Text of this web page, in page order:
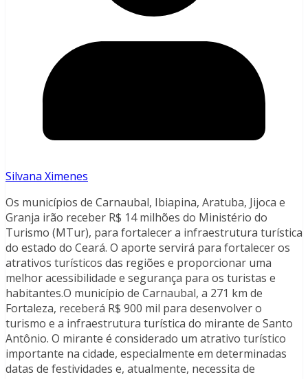
Silvana Ximenes
Os municípios de Carnaubal, Ibiapina, Aratuba, Jijoca e
Granja irão receber R$ 14 milhões do Ministério do
Turismo (MTur), para fortalecer a infraestrutura turística
do estado do Ceará. O aporte servirá para fortalecer os
atrativos turísticos das regiões e proporcionar uma
melhor acessibilidade e segurança para os turistas e
habitantes.O município de Carnaubal, a 271 km de
Fortaleza, receberá R$ 900 mil para desenvolver o
turismo e a infraestrutura turística do mirante de Santo
Antônio. O mirante é considerado um atrativo turístico
importante na cidade, especialmente em determinadas
datas de festividades e, atualmente, necessita de